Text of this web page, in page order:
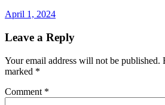
April 1, 2024
Leave a Reply
Your email address will not be published.
marked *
Comment *